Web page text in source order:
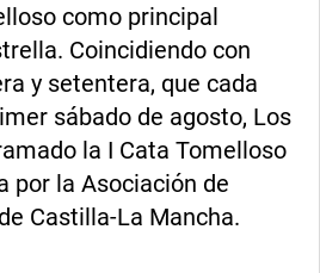
como principal
Coincidiendo con
y setentera, que cada
sábado de agosto, Los
la I Cata Tomelloso
por la Asociación de
Castilla-La Mancha.